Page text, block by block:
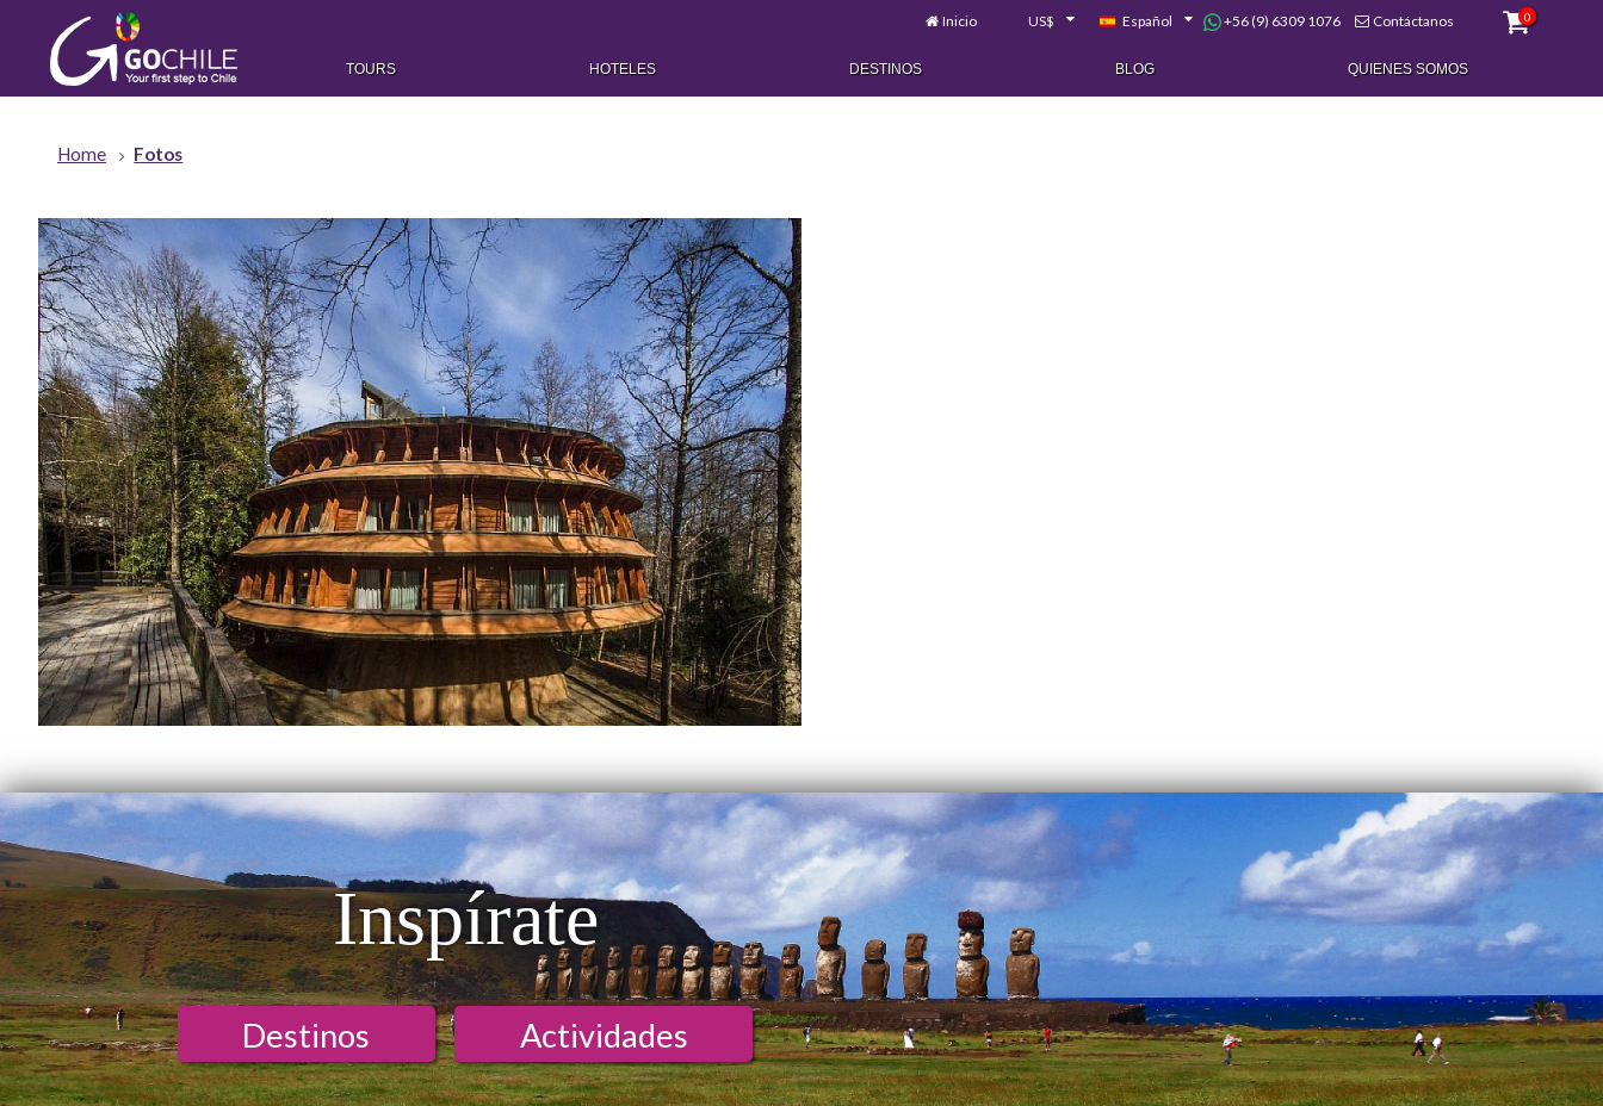
Inicio US$ Español +56 (9) 6309 1076 Contáctanos 0
TOURS HOTELES DESTINOS BLOG QUIENES SOMOS
Home Fotos
Inspírate
Destinos Actividades